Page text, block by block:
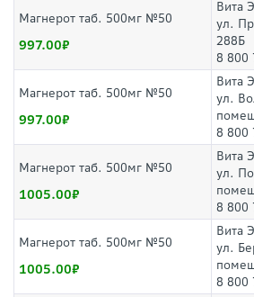
Магнерот таб. 500мг №50
997.00
Вита
ул.
288Б
8 800
Магнерот таб. 500мг №50
997.00
Вита
ул.
8 800
Магнерот таб. 500мг №50
1005.00
Вита
ул.
8 800
Магнерот таб. 500мг №50
1005.00
Вита
ул.
8 800